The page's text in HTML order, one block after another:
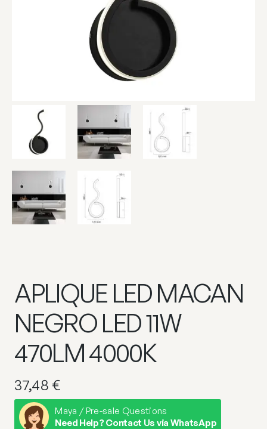
APLIQUE LED MACAN
NEGRO LED 11W
470LM 4000K
37,48 €
Maya / Pre-sale Questions
Need Help? Contact Us via WhatsApp